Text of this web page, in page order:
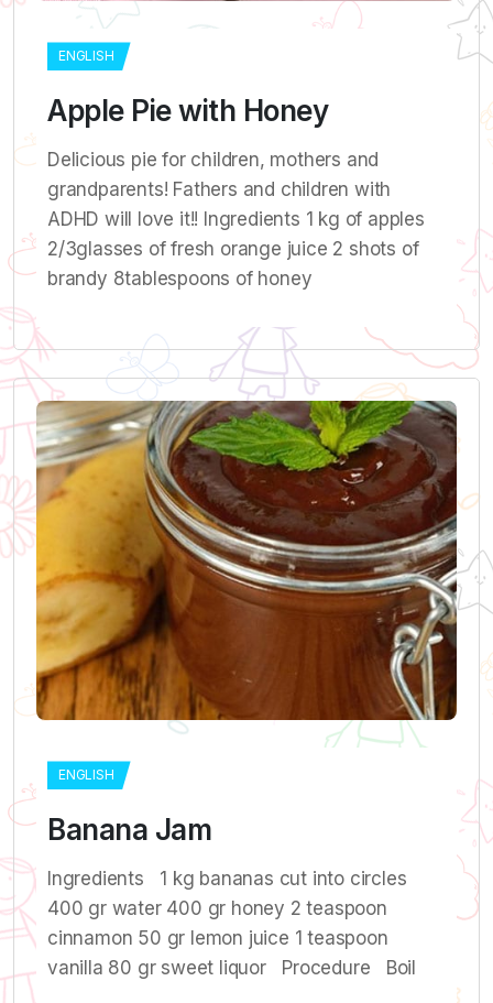
ENGLISH
Apple Pie with Honey
Delicious pie for children, mothers and
grandparents! Fathers and children with
ADHD will love it!! Ingredients 1 kg of apples
2/3glasses of fresh orange juice 2 shots of
brandy 8tablespoons of honey
ENGLISH
Banana Jam
Ingredients 1 kg bananas cut into circles
400 gr water 400 gr honey 2 teaspoon
cinnamon 50 gr lemon juice 1 teaspoon
vanilla 80 gr sweet liquor Procedure Βoil